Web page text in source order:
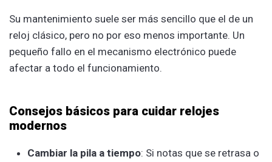
Su mantenimiento suele ser más sencillo que el de un
reloj clásico, pero no por eso menos importante. Un
pequeño fallo en el mecanismo electrónico puede
afectar a todo el funcionamiento.
Consejos básicos para cuidar relojes
modernos
Cambiar la pila a tiempo: Si notas que se retrasa o